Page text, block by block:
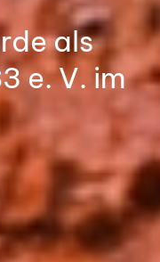
als
e. V. im